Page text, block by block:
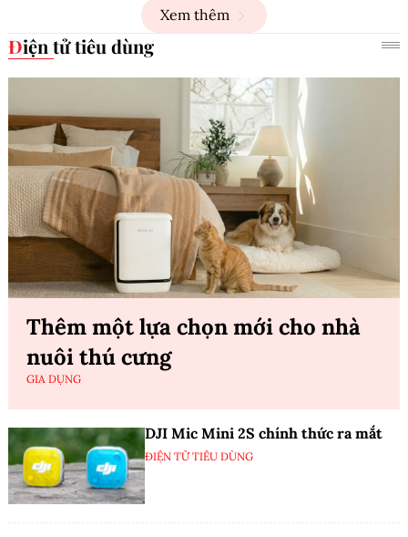
Xem thêm
Điện tử tiêu dùng
Thêm một lựa chọn mới cho nhà
nuôi thú cưng
GIA DỤNG
DJI Mic Mini 2S chính thức ra mắt
ĐIỆN TỬ TIÊU DÙNG